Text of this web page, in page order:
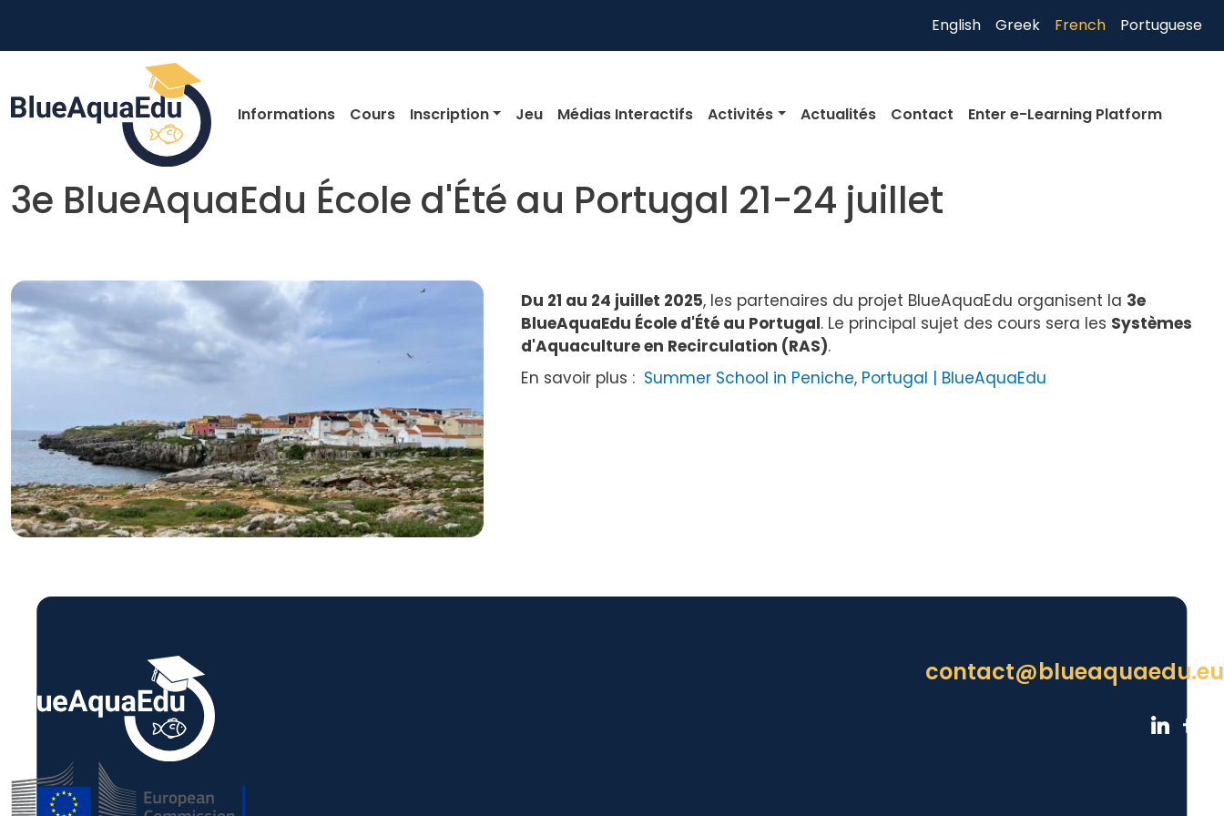
English Greek French Portuguese
Main navigation
Informations Cours Inscription Jeu Médias Interactifs Activités Actualités Contact Enter e-Learning Platform
3e BlueAquaEdu École d'Été au Portugal 21-24 juillet
Skip to main content Du 21 au 24 juillet 2025, les partenaires du projet BlueAquaEdu organisent la 3e
BlueAquaEdu École d'Été au Portugal. Le principal sujet des cours sera les Systèmes
d'Aquaculture en Recirculation (RAS).
En savoir plus : Summer School in Peniche, Portugal | BlueAquaEdu
contact@blueaquaedu.eu